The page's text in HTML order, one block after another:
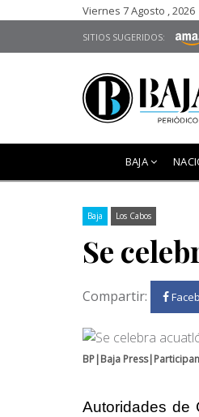
Viernes 7 Agosto , 2026
SITIOS SUGERIDOS:
BAJA
Baja Los Cabos
Se
Compartir:
BP|Baja
Autoridades de